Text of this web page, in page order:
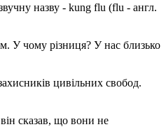
назву - kung flu (flu - англ.
У чому різниця? У нас близько
цивільних свобод.
сказав, що вони не